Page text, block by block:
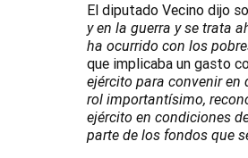
El diputado Vecino dijo
y en la guerra y se trata
ha ocurrido con los
que implicaba un gasto
ejército para convenir
rol importantísimo,
ejército en condiciones
parte de los fondos que